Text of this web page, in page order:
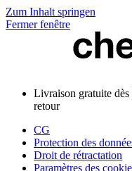
Zum Inhalt springen
Fermer fenêtre
Livraison gratuite
retour
CG
Protection des
Droit de rétractation
Paramètres des